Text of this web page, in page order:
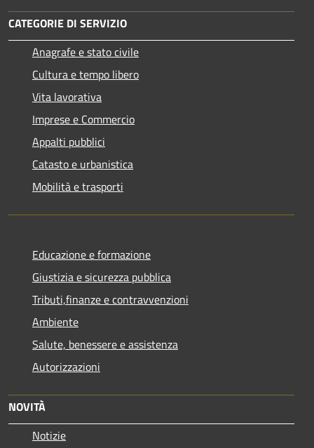
CATEGORIE DI SERVIZIO
Anagrafe e stato civile
Cultura e tempo libero
Vita lavorativa
Imprese e Commercio
Appalti pubblici
Catasto e urbanistica
Mobilità e trasporti
Educazione e formazione
Giustizia e sicurezza pubblica
Tributi,finanze e contravvenzioni
Ambiente
Salute, benessere e assistenza
Autorizzazioni
NOVITÀ
Notizie